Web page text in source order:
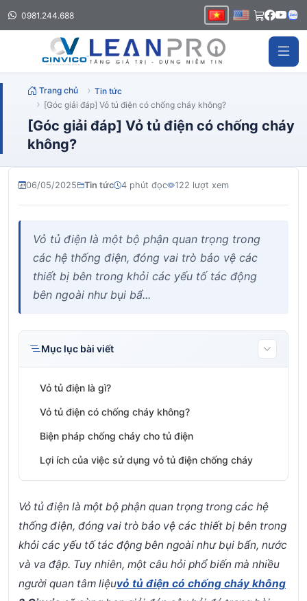
0981.244.688
Trang chủ
Tin tức
[Góc giải đáp] Vỏ tủ điện có chống cháy không?
[Góc giải đáp] Vỏ tủ điện có chống cháy
không?
06/05/2025 Tin tức 4 phút đọc 122 lượt xem
Vỏ tủ điện là một bộ phận quan trọng trong
các hệ thống điện, đóng vai trò bảo vệ các
thiết bị bên trong khỏi các yếu tố tác động
bên ngoài như bụi bẩ...
Mục lục bài viết
Vỏ tủ điện là gì?
Vỏ tủ điện có chống cháy không?
Biện pháp chống cháy cho tủ điện
Lợi ích của việc sử dụng vỏ tủ điện chống cháy
Vỏ tủ điện là một bộ phận quan trọng trong các hệ
thống điện, đóng vai trò bảo vệ các thiết bị bên trong
khỏi các yếu tố tác động bên ngoài như bụi bẩn, nước
và va đập. Tuy nhiên, một câu hỏi phổ biến mà nhiều
người quan tâm liệuvỏ tủ điện có chống cháy không